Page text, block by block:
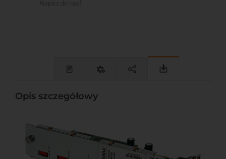
Opis szczegółowy